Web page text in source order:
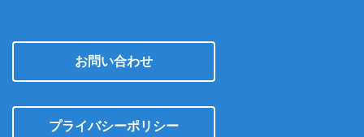
お問い合わせ
プライバシーポリシー